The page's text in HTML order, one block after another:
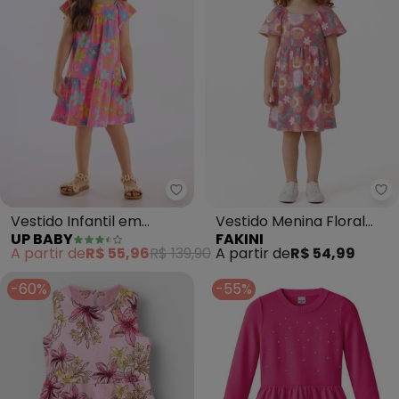
Up Baby - Vestido Infantil em
Vestido Infantil em
Algodão (Rosa)
UP BABY
A partir deR$ 55,96R$ 139,90
Vestido Menina Floral
Mangas Curtas (Rosa)
FAKINI
A partir deR$ 54,99
-60%
-55%